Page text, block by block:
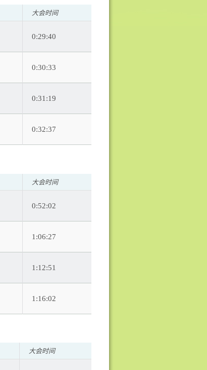
大会时间
0:29:40
0:30:33
0:31:19
0:32:37
大会时间
0:52:02
1:06:27
1:12:51
1:16:02
大会时间